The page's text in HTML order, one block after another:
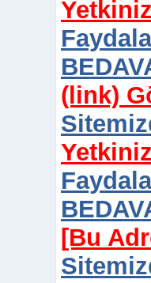
(link)
[Bu